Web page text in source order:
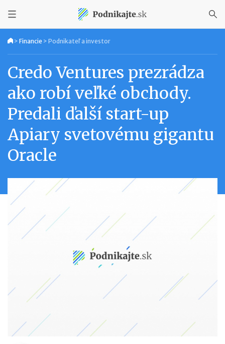
> Financie > Podnikateľ a investor
Credo Ventures prezrádza
ako robí veľké obchody.
Predali ďalší start-up
Apiary svetovému gigantu
Oracle